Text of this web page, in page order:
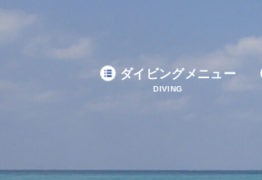
ダイビングメニュー
DIVING